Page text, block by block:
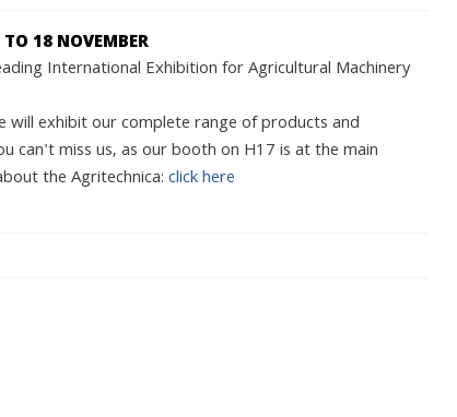
18 NOVEMBER
International Exhibition for Agricultural Machinery
exhibit our complete range of products and
can't miss us, as our booth on H17 is at the main
the Agritechnica:click here